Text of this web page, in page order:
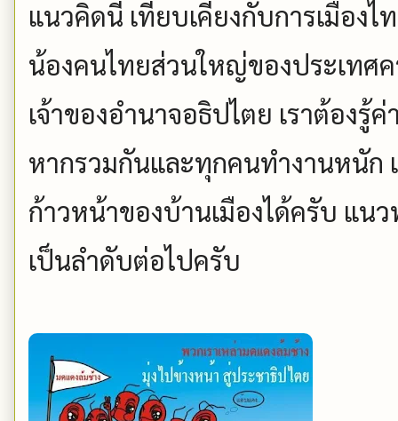
แนวคิดนี้ เทียบเคียงกับการเมือง
น้องคนไทยส่วนใหญ่ของประเทศ
เจ้าของอำนาจอธิปไตย เราต้องรู้
หากรวมกันและทุกคนทำงานหนัก
ก้าวหน้าของบ้านเมืองได้ครับ แน
เป็นลำดับต่อไปครับ